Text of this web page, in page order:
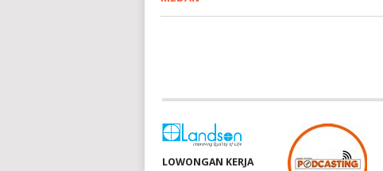
LOWONGAN KERJA